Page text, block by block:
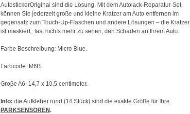
AutostickerOriginal sind die Lösung. Mit dem Autolack-Reparatur-Set
können Sie jederzeit große und kleine Kratzer am Auto entfernen im
gegensatz zum Touch-Up-Flaschen und andere Lösungen – die Kratzer
ist maskiert, fast nichts mehr zu sehen, den Schaden an Ihrem Auto.
Farbe Beschreibung: Micro Blue.
Farbcode: M6B.
Groβe A6: 14,7 x 10,5 centimeter.
Info: die Aufkleber rund (14 Stück) sind die exakte Größe für Ihre
PARKSENSOREN.